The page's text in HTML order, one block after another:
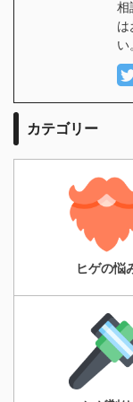
相
は
い
カテゴリー
ヒゲの悩